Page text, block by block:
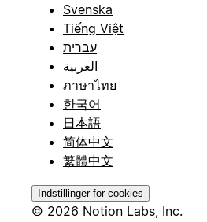
Svenska
Tiếng Việt
עברית
العربية
ภาษาไทย
한국어
日本語
简体中文
繁體中文
Indstillinger for cookies
© 2026 Notion Labs, Inc.